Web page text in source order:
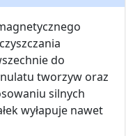
do
tworzyw oraz
silnych
wyłapuje nawet